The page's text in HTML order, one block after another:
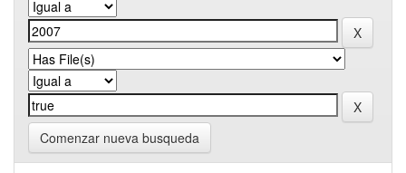
Comenzar nueva busqueda